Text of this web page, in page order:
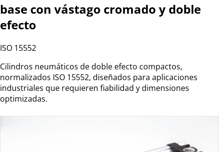
base con vástago cromado y doble
efecto
ISO 15552
Cilindros neumáticos de doble efecto compactos,
normalizados ISO 15552, diseñados para aplicaciones
industriales que requieren fiabilidad y dimensiones
optimizadas.